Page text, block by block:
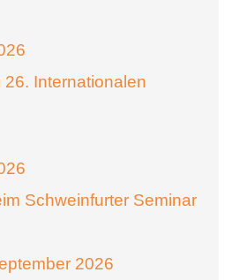
Internationalen
Schweinfurter Seminar
2026